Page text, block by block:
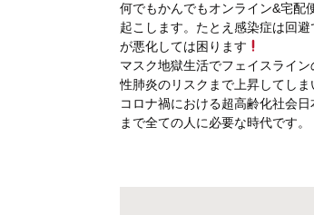
何でもかんでもオンライン&宅配
起こします。たとえ感染症は回
が悪化しては困ります
マスク地獄生活でフェイスライ
性肺炎のリスクまで上昇してし
コロナ禍における超高齢化社会
まで全ての人に必要な時代です。